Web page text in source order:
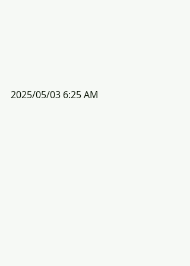
2025/05/03 6:25 AM